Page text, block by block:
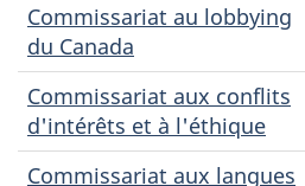
Commissariat au lobbying
du Canada
Commissariat aux conflits
d'intérêts et à l'éthique
Commissariat aux langues